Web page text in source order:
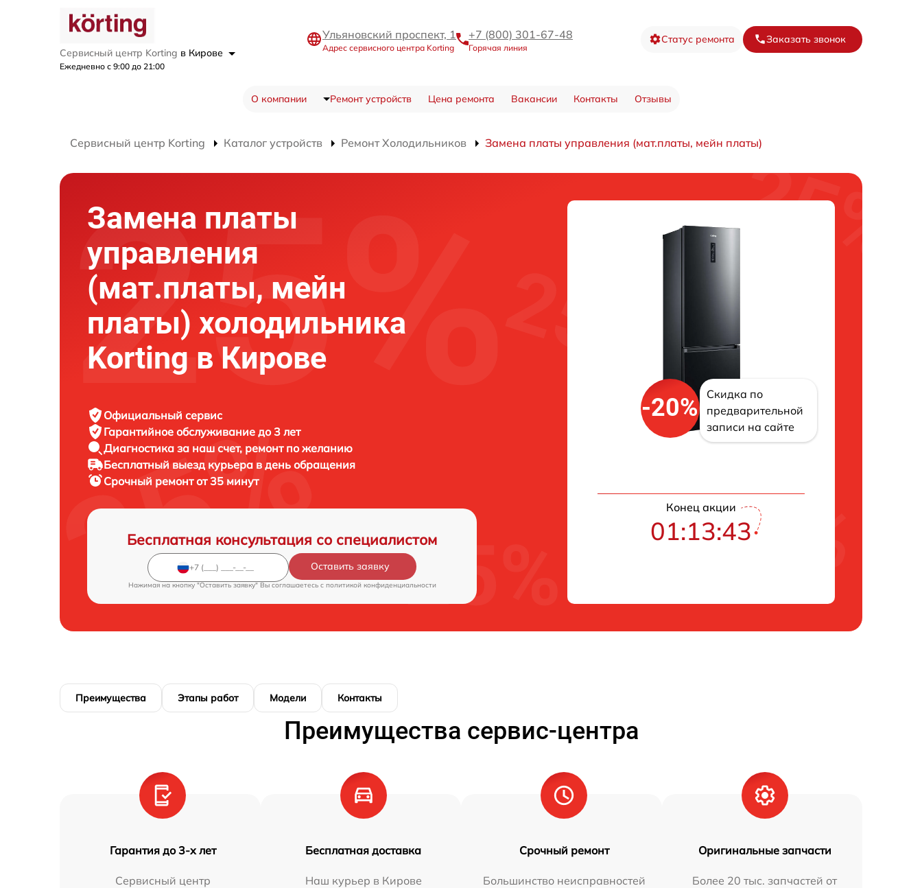
Сервисный центр Korting в Кирове
Ежедневно с 9:00 до 21:00
Ульяновский проспект, 1
Адрес сервисного центра Korting
+7 (800) 301-67-48
Горячая линия
Статус ремонта Заказать звонок
О компании Ремонт устройств Цена ремонта Вакансии Контакты Отзывы
Сервисный центр Korting Каталог устройств Ремонт Холодильников Замена платы управления (мат.платы, мейн платы)
Замена платы
управления
(мат.платы, мейн
платы) холодильника
Korting в Кирове
Официальный сервис
Гарантийное обслуживание до 3 лет
Диагностика за наш счет, ремонт по желанию
Бесплатный выезд курьера в день обращения
Срочный ремонтот 35 минут
Бесплатная консультация со специалистом
Оставить заявку
Нажимая на кнопку "Оставить заявку" Вы соглашаетесь c политикой конфиденциальности
-20%
Скидка по
предварительной
записи на сайте
Конец акции
01:13:42
Преимущества Этапы работ Модели Контакты
Преимущества сервис-центра
Гарантия до 3-х лет
Сервисный центр
Бесплатная доставка
Наш курьер в Кирове
Срочный ремонт
Большинство неисправностей
Оригинальные запчасти
Более 20 тыс. запчастей от